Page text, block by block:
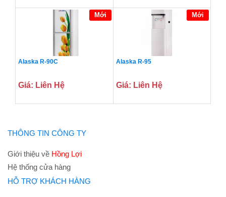
Mới
Alaska R-90C
Giá: Liên Hệ
Mới
Alaska R-95
Giá: Liên Hệ
THÔNG TIN CÔNG TY
Giới thiệu về Hồng Lợi
Hệ thống cửa hàng
HỖ TRỢ KHÁCH HÀNG